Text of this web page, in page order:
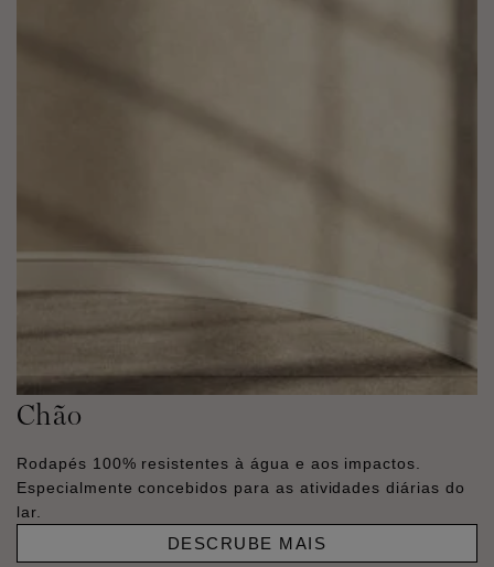
Chão
Rodapés 100% resistentes à água e aos impactos.
Especialmente concebidos para as atividades diárias do
lar.
DESCRUBE MAIS